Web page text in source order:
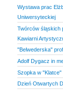
Wystawa prac
Uniwersyteckiej
Twórców śląskich
Kawiarni
"Belwederska"
Adolf Dygacz in
Szopka w "Klatce"
Dzień Otwartych